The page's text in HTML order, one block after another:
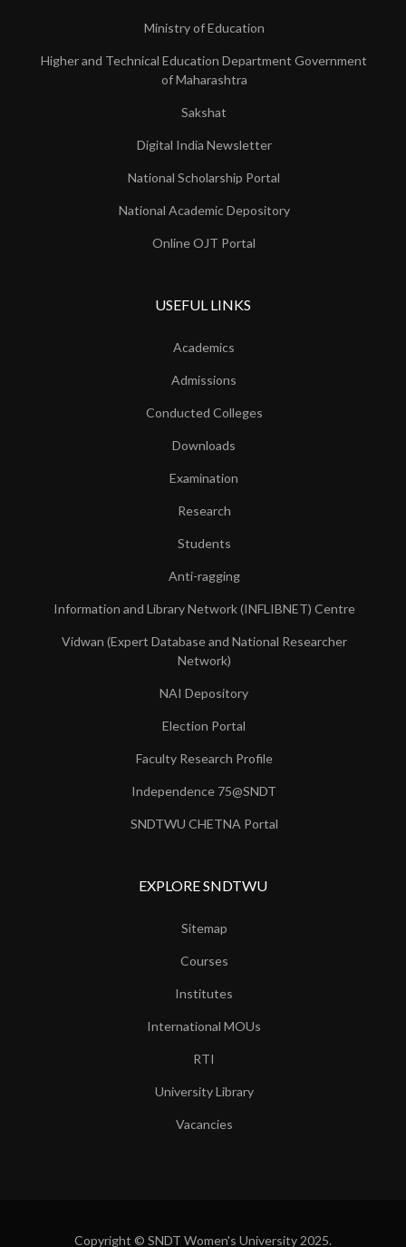
Ministry of Education
Higher and Technical Education Department Government
of Maharashtra
Sakshat
Digital India Newsletter
National Scholarship Portal
National Academic Depository
Online OJT Portal
USEFUL LINKS
Academics
Admissions
Conducted Colleges
Downloads
Examination
Research
Students
Anti-ragging
Information and Library Network (INFLIBNET) Centre
Vidwan (Expert Database and National Researcher
Network)
NAI Depository
Election Portal
Faculty Research Profile
Independence 75@SNDT
SNDTWU CHETNA Portal
EXPLORE SNDTWU
Sitemap
Courses
Institutes
International MOUs
RTI
University Library
Vacancies
Copyright © SNDT Women's University 2025.